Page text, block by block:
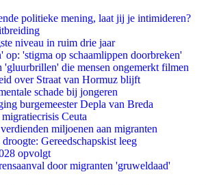
politieke mening, laat jij je intimideren?
niveau in ruim drie jaar
'stigma op schaamlippen doorbreken'
die mensen ongemerkt filmen
over Straat van Hormuz blijft
schade bij jongeren
burgemeester Depla van Breda
Ceuta
miljoenen aan migranten
Gereedschapskist leeg
opvolgt
door migranten 'gruweldaad'